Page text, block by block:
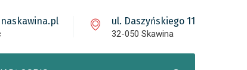
ul. Daszyńskiego 11
32-050 Skawina